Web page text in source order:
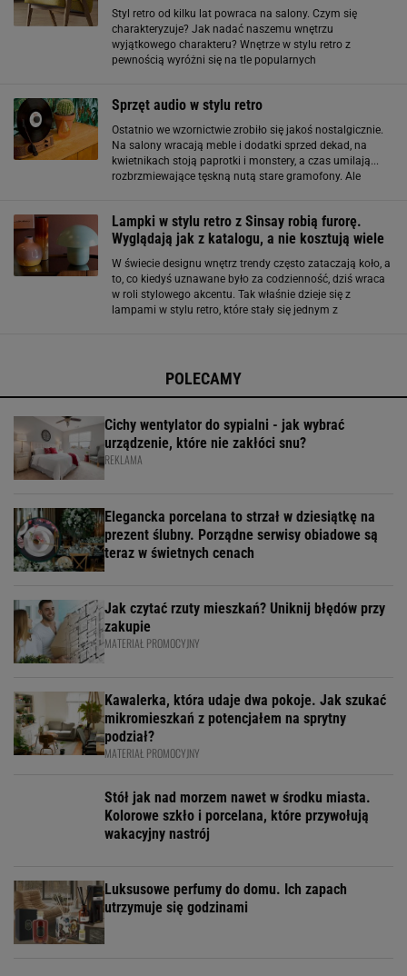
Styl retro od kilku lat powraca na salony. Czym się
charakteryzuje? Jak nadać naszemu wnętrzu
wyjątkowego charakteru? Wnętrze w stylu retro z
pewnością wyróżni się na tle popularnych
retro
Sprzęt audio w stylu retro
Ostatnio we wzornictwie zrobiło się jakoś nostalgicznie.
Na salony wracają meble i dodatki sprzed dekad, na
kwietnikach stoją paprotki i monstery, a czas umilają...
rozbrzmiewające tęskną nutą stare gramofony. Ale
Lampki w stylu retro z Sinsay robią furorę.
Wyglądają jak z katalogu, a nie kosztują wiele
W świecie designu wnętrz trendy często zataczają koło, a
to, co kiedyś uznawane było za codzienność, dziś wraca
w roli stylowego akcentu. Tak właśnie dzieje się z
lampami w stylu retro, które stały się jednym z
POLECAMY
Cichy wentylator do sypialni - jak wybrać
urządzenie, które nie zakłóci snu?
REKLAMA
Elegancka porcelana to strzał w dziesiątkę na
prezent ślubny. Porządne serwisy obiadowe są
teraz w świetnych cenach
Jak czytać rzuty mieszkań? Uniknij błędów przy
zakupie
MATERIAŁ PROMOCYJNY
Kawalerka, która udaje dwa pokoje. Jak szukać
mikromieszkań z potencjałem na sprytny
podział?
MATERIAŁ PROMOCYJNY
Stół jak nad morzem nawet w środku miasta.
Kolorowe szkło i porcelana, które przywołują
wakacyjny nastrój
Luksusowe perfumy do domu. Ich zapach
utrzymuje się godzinami